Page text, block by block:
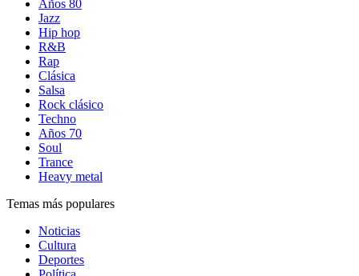
Años 80
Jazz
Hip hop
R&B
Rap
Clásica
Salsa
Rock clásico
Techno
Años 70
Soul
Trance
Heavy metal
Temas más populares
Noticias
Cultura
Deportes